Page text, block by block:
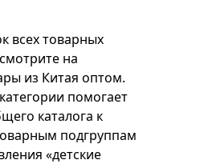
всех товарных
на
из Китая оптом.
помогает
каталога к
подгруппам
«детские